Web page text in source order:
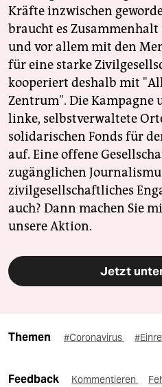
Kräfte inzwischen
braucht es
und vor allem mit den
für eine starke
kooperiert deshalb mit
Zentrum". Die Kampagne
linke, selbstverwaltete
solidarischen Fonds für
auf. Eine offene
zugänglichen
zivilgesellschaftliches
auch? Dann machen Sie
unsere Aktion.
Jetzt
Themen #Coronavirus
Feedback Kommentieren